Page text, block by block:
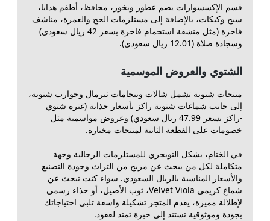
قسم الإكسسوارات يضم عطور وبخور، محافظ، أطقم هدايا،
سبح وكبكات، بالإضافة إلى مستلزمات الحج والعمرة، مناشف
فاخرة (مثل منشفة استحمام فاخرة بسعر 42 ريال سعودي)
وسجادة صلاة (12.01 ريال سعودي).
الشتوي والعروض الموسمية
منتجات شتوية تشمل شالات وبيجامات ثيرمال وجوارب شتوية،
إلى جانب شماغات شتوية راكز بأسعار جذابة (غتره شتوي
-راكز بسعر 47.99 ريال سعودي) وعروض مواسمية مثل
خصومات على القطعة الثانية لمنتجات مختارة.
في الختام، يشكل التويجري للمستلزمات الرجالية وجهة
متكاملة لكل من يبحث عن مزيج من التراث وجودة التصنيع
والأسعار المناسبة بالريال السعودي. سواء كنت تبحث عن
شماغ كريمي Velvet Viola، ثوب الأصيل، أو حذاء رسمي
لإطلالة مميزة، يقدم المتجر تشكيلة واسعة تلبي احتياجاتك
بجودة وموثوقية تستند إلى خبرة تمتد لعقود.